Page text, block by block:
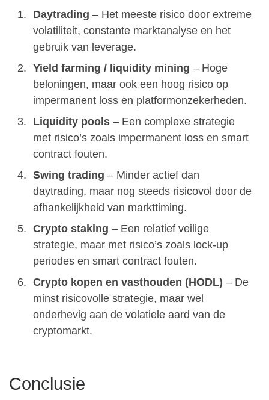
Daytrading – Het meeste risico door extreme
volatiliteit, constante marktanalyse en het
gebruik van leverage.
Yield farming / liquidity mining – Hoge
beloningen, maar ook een hoog risico op
impermanent loss en platformonzekerheden.
Liquidity pools – Een complexe strategie
met risico’s zoals impermanent loss en smart
contract fouten.
Swing trading – Minder actief dan
daytrading, maar nog steeds risicovol door de
afhankelijkheid van markttiming.
Crypto staking – Een relatief veilige
strategie, maar met risico’s zoals lock-up
periodes en smart contract fouten.
Crypto kopen en vasthouden (HODL) – De
minst risicovolle strategie, maar wel
onderhevig aan de volatiele aard van de
cryptomarkt.
Conclusie